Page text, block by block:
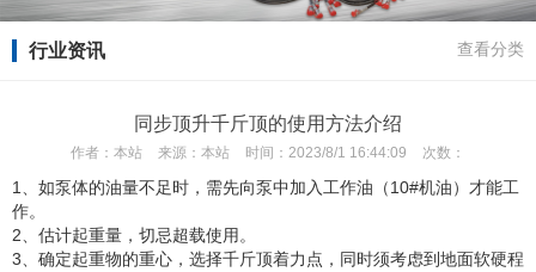
行业资讯 查看分类
同步顶升千斤顶的使用方法介绍
作者： 本站 来源： 本站 时间： 2023/8/1 16:44:09 次数：
1、如泵体的油量不足时，需先向泵中加入工作油（10#机油）才能工
作。
2、估计起重量，切忌超载使用。
3、确定起重物的重心，选择千斤顶着力点，同时须考虑到地面软硬程